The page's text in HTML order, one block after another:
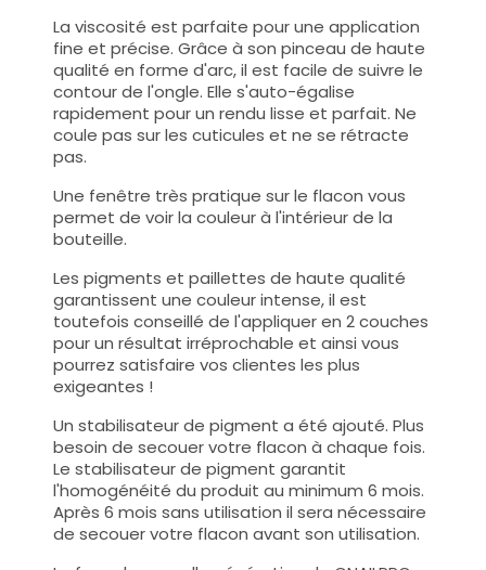
La viscosité est parfaite pour une application
fine et précise. Grâce à son pinceau de haute
qualité en forme d'arc, il est facile de suivre le
contour de l'ongle. Elle s'auto-égalise
rapidement pour un rendu lisse et parfait. Ne
coule pas sur les cuticules et ne se rétracte
pas.
Une fenêtre très pratique sur le flacon vous
permet de voir la couleur à l'intérieur de la
bouteille.
Les pigments et paillettes de haute qualité
garantissent une couleur intense, il est
toutefois conseillé de l'appliquer en 2 couches
pour un résultat irréprochable et ainsi vous
pourrez satisfaire vos clientes les plus
exigeantes !
Un stabilisateur de pigment a été ajouté. Plus
besoin de secouer votre flacon à chaque fois.
Le stabilisateur de pigment garantit
l'homogénéité du produit au minimum 6 mois.
Après 6 mois sans utilisation il sera nécessaire
de secouer votre flacon avant son utilisation.